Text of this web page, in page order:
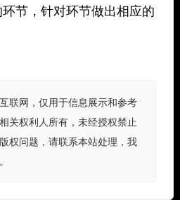
节，针对环节做出相应的
联网，仅用于信息展示和参考
关权利人所有，未经授权禁止
权问题，请联系本站处理，我